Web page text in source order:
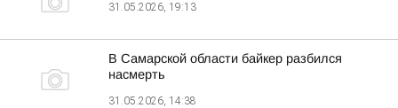
31.05.2026, 19:13
В Самарской области байкер разбился
насмерть
31.05.2026, 14:38